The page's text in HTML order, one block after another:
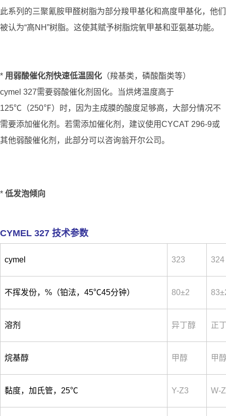
此系列的三聚氰胺甲醛树脂为部分羧甲基化和高度甲基化，他们
被认为“高NH”树脂。这使其赋予树脂烷氧甲基和亚氨基功能。
* 用弱酸催化剂快速低温固化 （羧基类，磷酸酯类等）
cymel 327需要弱酸催化剂固化。当烘烤温度高于
125℃（250℉）时，因为主成膜的酸度足够高，大部分情况不
需要添加催化剂。若需添加催化剂，建议使用CYCAT 296-9或
其他弱酸催化剂，此部分可以咨询翁开尔公司。
* 低发泡倾向
CYMEL 327 技术参数
cymel 323 324
不挥发份，%（铂法，45℃45分钟） 80±2
溶剂 异丁醇 正
烷基醇 甲醇 甲
黏度，加氏管，25℃ Y-Z3 W-